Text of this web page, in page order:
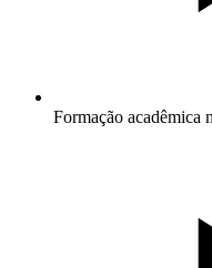
Formação acadêmica